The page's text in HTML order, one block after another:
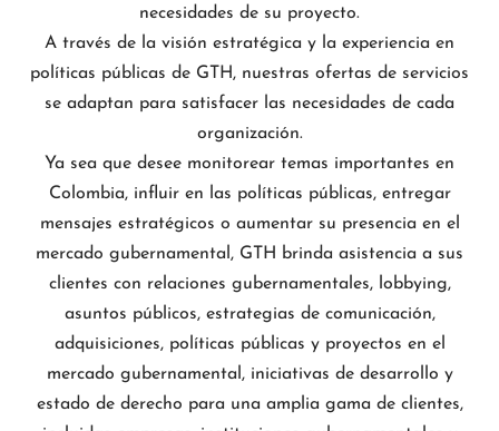
necesidades de su proyecto.
A través de la visión estratégica y la experiencia en
políticas públicas de GTH, nuestras ofertas de servicios
se adaptan para satisfacer las necesidades de cada
organización.
Ya sea que desee monitorear temas importantes en
Colombia, influir en las políticas públicas, entregar
mensajes estratégicos o aumentar su presencia en el
mercado gubernamental, GTH brinda asistencia a sus
clientes con relaciones gubernamentales, lobbying,
asuntos públicos, estrategias de comunicación,
adquisiciones, políticas públicas y proyectos en el
mercado gubernamental, iniciativas de desarrollo y
estado de derecho para una amplia gama de clientes,